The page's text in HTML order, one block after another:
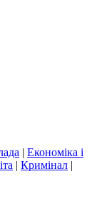
| Економіка і
| Кримінал |